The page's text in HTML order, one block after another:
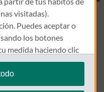
visitadas).
Puedes aceptar o
los botones
medida haciendo clic
tus ajustes de